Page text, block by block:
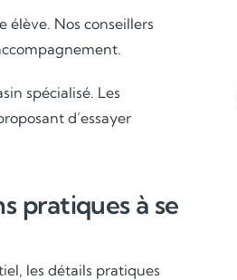
Nos conseillers
spécialisé. Les
d’essayer
pratiques à se
les détails pratiques